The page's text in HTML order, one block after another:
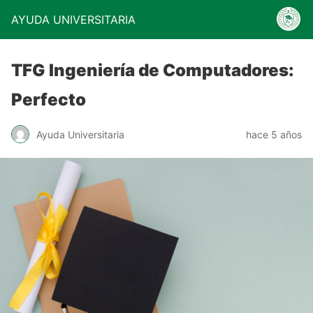
AYUDA UNIVERSITARIA
TFG Ingeniería de Computadores:
Perfecto
Ayuda Universitaria hace 5 años